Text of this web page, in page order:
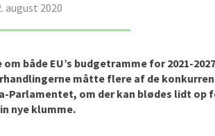
august 2020
både EU’s budgetramme for 2021-2027
måtte flere af de
Parlamentet, om der kan blødes lidt op
nye klumme.